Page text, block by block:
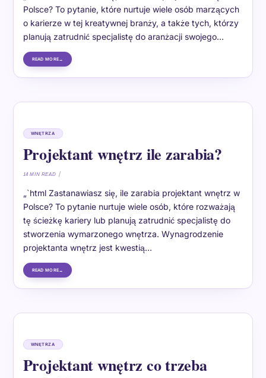
Polsce? To pytanie, które nurtuje wiele osób marzących
o karierze w tej kreatywnej branży, a także tych, którzy
planują zatrudnić specjalistę do aranżacji swojego…
READ MORE
WNĘTRZA
Projektant wnętrz ile zarabia?
14 MIN READ
„`html Zastanawiasz się, ile zarabia projektant wnętrz w
Polsce? To pytanie nurtuje wiele osób, które rozważają
tę ścieżkę kariery lub planują zatrudnić specjalistę do
stworzenia wymarzonego wnętrza. Wynagrodzenie
projektanta wnętrz jest kwestią…
READ MORE
WNĘTRZA
Projektant wnętrz co trzeba